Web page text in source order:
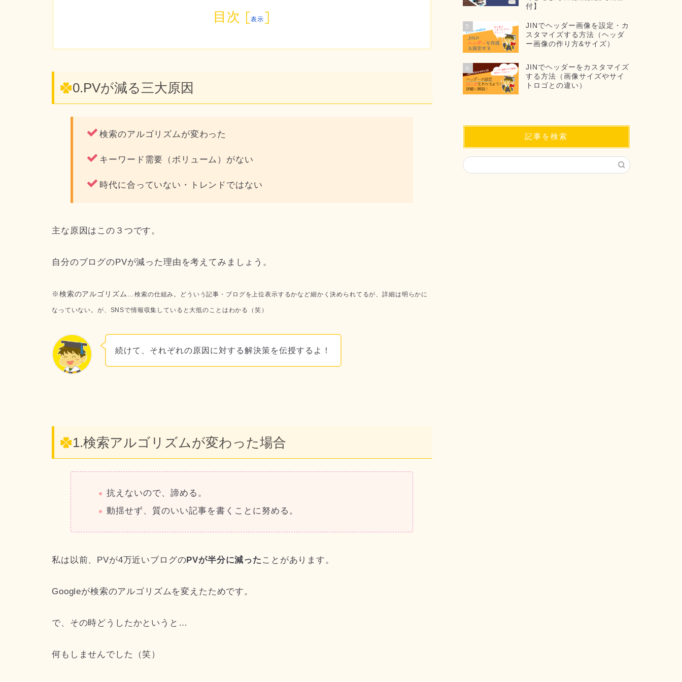
目次 [表示 ]
0.PVが減る三大原因
検索のアルゴリズムが変わった
キーワード需要（ボリューム）がない
時代に合っていない・トレンドではない
主な原因はこの３つです。
自分のブログのPVが減った理由を考えてみましょう。
※検索のアルゴリズム…検索の仕組み。どういう記事・ブログを上位表示するかなど細かく決められてるが、詳細は明らかに
なっていない。が、SNSで情報収集していると大抵のことはわかる（笑）
続けて、それぞれの原因に対する解決策を伝授するよ！
1.検索アルゴリズムが変わった場合
抗えないので、諦める。
動揺せず、質のいい記事を書くことに努める。
私は以前、PVが4万近いブログのPVが半分に減った ことがあります。
Googleが検索のアルゴリズムを変えたためです。
で、その時どうしたかというと…
何もしませんでした（笑）
付】
5
JINでヘッダー画像を設定・カ
スタマイズする方法（ヘッダ
ー画像の作り方&サイズ）
6
JINでヘッダーをカスタマイズ
する方法（画像サイズやサイ
トロゴとの違い）
記事を検索